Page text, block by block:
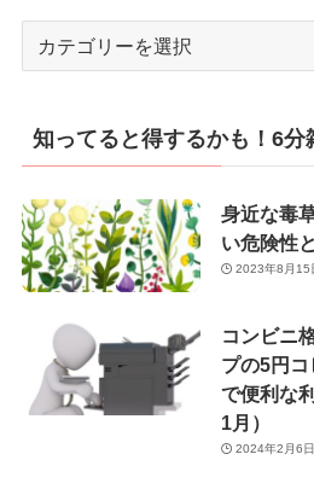
リ
ー
知ってると得するかも！6分
身近な毒
い危険性
2023年8月15
コンビニ
プの5円
で便利な
1月）
2024年2月6日